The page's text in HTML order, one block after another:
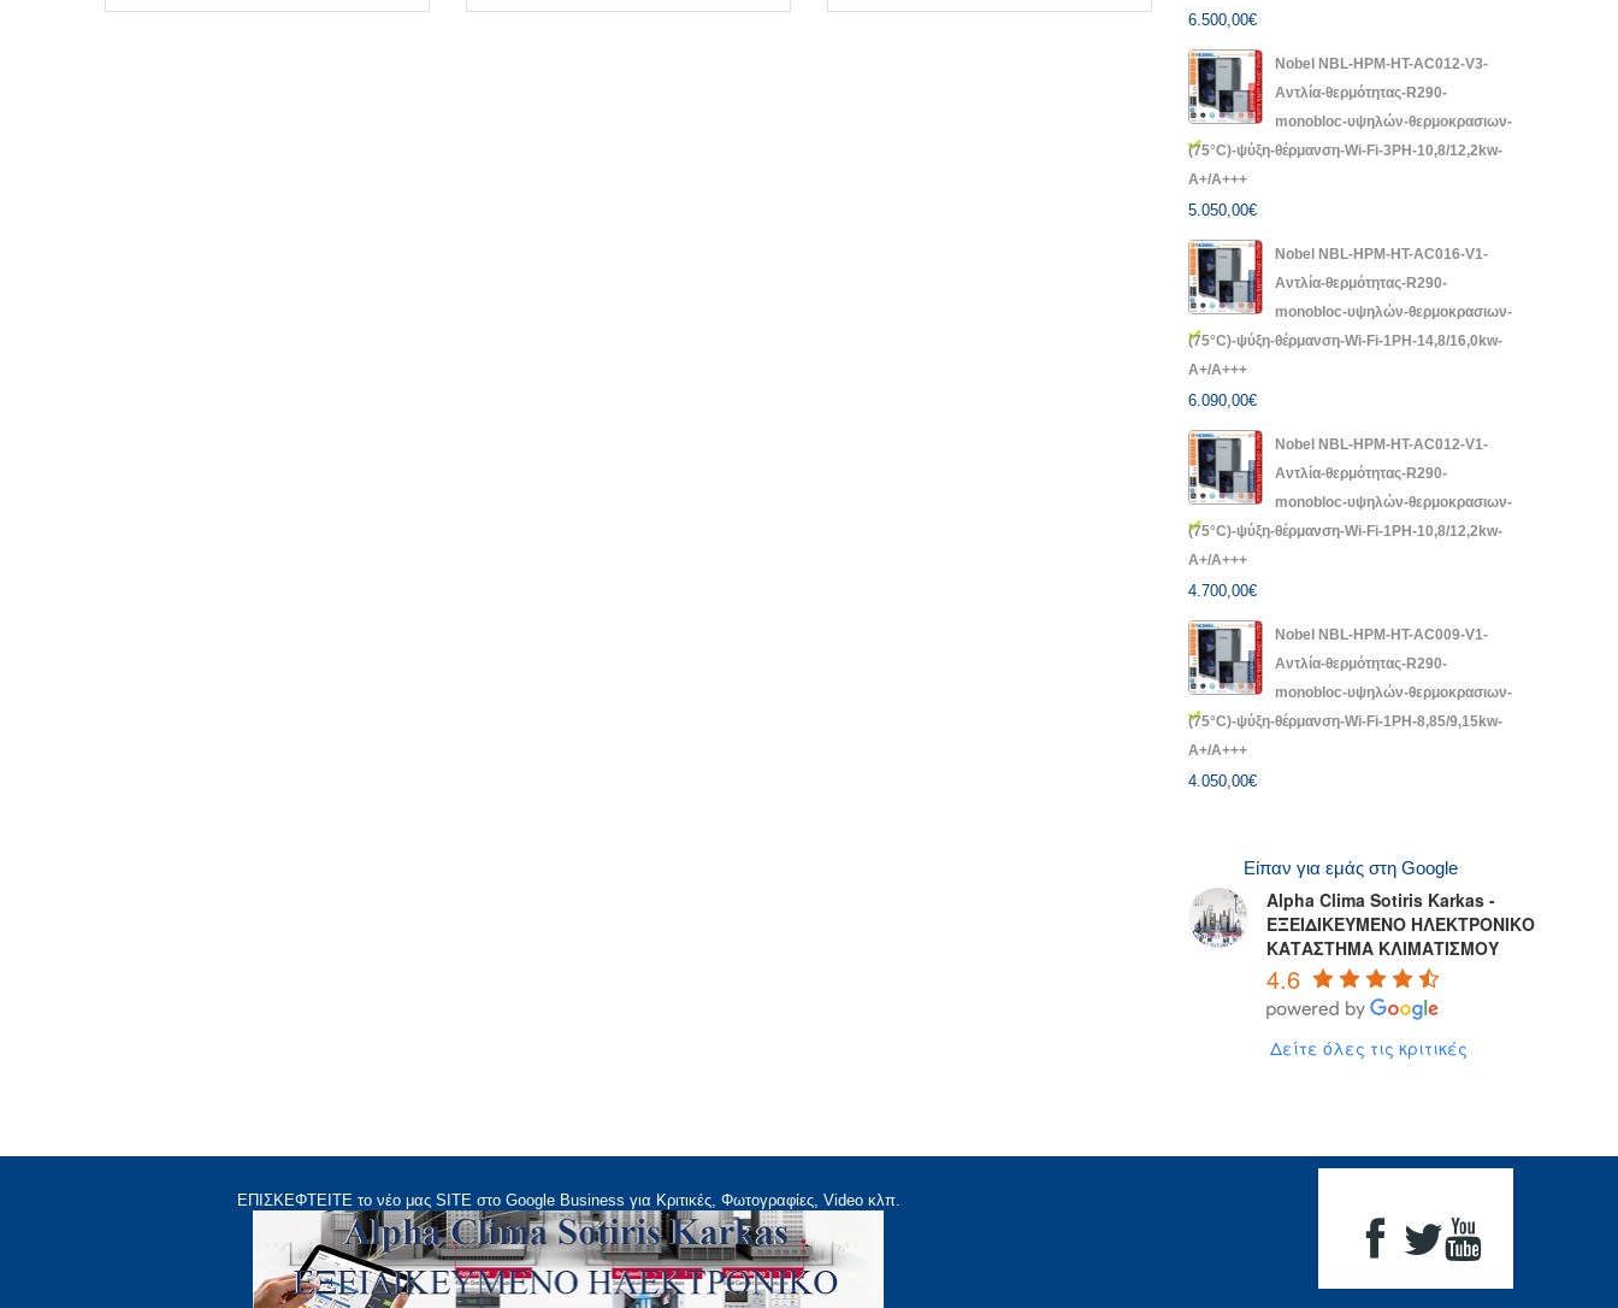
6.500,00€
Nobel NBL-HPM-HT-AC012-V3-
Αντλία-θερμότητας-R290-
monobloc-υψηλών-θερμοκρασιων-
(75°C)-ψύξη-θέρμανση-Wi-Fi-3PH-10,8/12,2kw-
A+/A+++
5.050,00€
Nobel NBL-HPM-HT-AC016-V1-
Αντλία-θερμότητας-R290-
monobloc-υψηλών-θερμοκρασιων-
(75°C)-ψύξη-θέρμανση-Wi-Fi-1PH-14,8/16,0kw-
A+/A+++
6.090,00€
Nobel NBL-HPM-HT-AC012-V1-
Αντλία-θερμότητας-R290-
monobloc-υψηλών-θερμοκρασιων-
(75°C)-ψύξη-θέρμανση-Wi-Fi-1PH-10,8/12,2kw-
A+/A+++
4.700,00€
Nobel NBL-HPM-HT-AC009-V1-
Αντλία-θερμότητας-R290-
monobloc-υψηλών-θερμοκρασιων-
(75°C)-ψύξη-θέρμανση-Wi-Fi-1PH-8,85/9,15kw-
A+/A+++
4.050,00€
Είπαν για εμάς στη Google
Alpha Clima Sotiris Karkas -
ΕΞΕΙΔΙΚΕΥΜΕΝΟ ΗΛΕΚΤΡΟΝΙΚΟ
ΚΑΤΑΣΤΗΜΑ ΚΛΙΜΑΤΙΣΜΟΥ
4.6
Δείτε όλες τις κριτικές
ΕΠΙΣΚΕΦΤΕΙΤΕ το νέο μας SITE στο Google Business για Κριτικές, Φωτογραφίες, Video κλπ.